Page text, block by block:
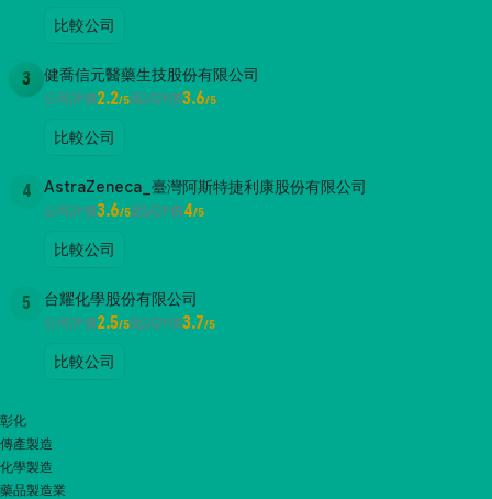
比較公司
3 健喬信元醫藥生技股份有限公司
公司評價2.2/5面試評價3.6/5
比較公司
4 AstraZeneca_臺灣阿斯特捷利康股份有限公司
公司評價3.6/5面試評價4/5
比較公司
5 台耀化學股份有限公司
公司評價2.5/5面試評價3.7/5
比較公司
彰化
傳產製造
化學製造
藥品製造業